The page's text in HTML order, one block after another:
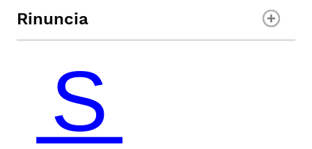
Rinuncia